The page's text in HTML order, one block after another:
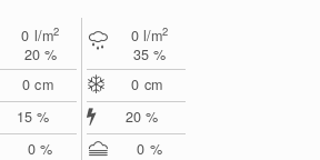
0 l/m2
20 %
0cm
15 %
0 %
0 l/m2
35 %
0 cm
20 %
0 %